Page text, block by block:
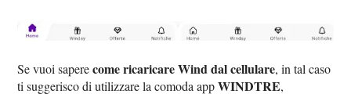
Se vuoi saperecome ricaricare Wind dal cellulare, in tal caso
ti suggerisco di utilizzare la comoda appWINDTRE,